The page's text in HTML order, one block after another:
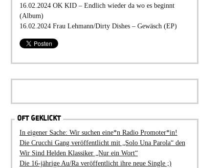
16.02.2024 OK KID – Endlich wieder da wo es beginnt
(Album)
16.02.2024 Frau Lehmann/Dirty Dishes – Gewäsch (EP)
OFT GEKLICKT
In eigener Sache: Wir suchen eine*n Radio Promoter*in!
Die Crucchi Gang veröffentlicht mit „Solo Una Parola“ den
Wir Sind Helden Klassiker „Nur ein Wort“
Die 16-jährige Au/Ra veröffentlicht ihre neue Single ;)